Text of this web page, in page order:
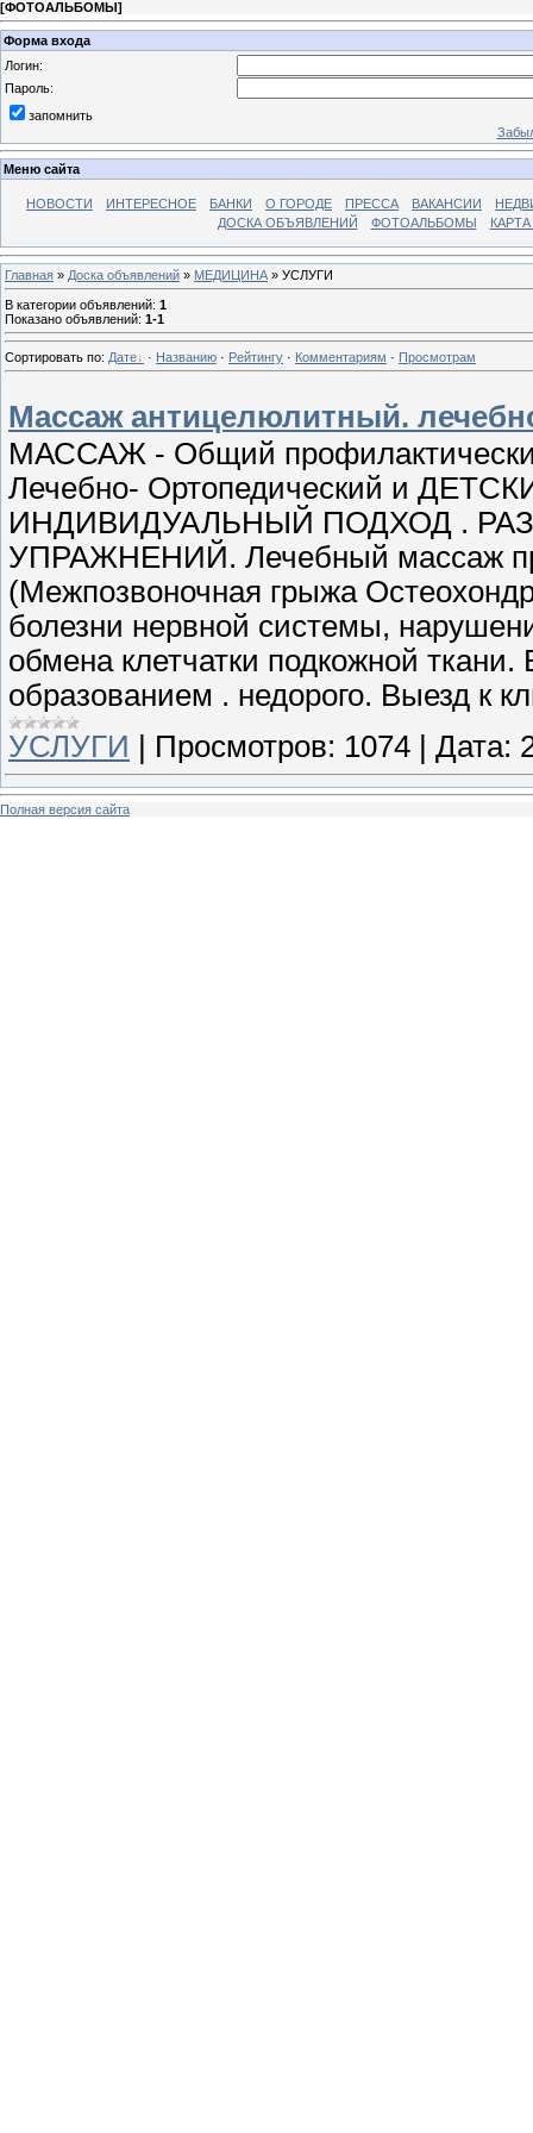
[ФОТОАЛЬБОМЫ]
Форма входа
Логин:
Пароль:
запомнить
Меню сайта
НОВОСТИ ИНТЕРЕСНОЕ БАНКИ О ГОРОДЕ ПРЕССА ВАКАНСИИ
ДОСКА ОБЪЯВЛЕНИЙ
ФОТОАЛЬБОМЫ
Главная » Доска объявлений » МЕДИЦИНА » УСЛУГИ
В категории объявлений: 1
Показано объявлений: 1-1
Сортировать по: Дате · Названию · Рейтингу · Комментариям · Просмотрам
Массаж антицелюлитный.
МАССАЖ - Общий
Лечебно- Ортопедический и
ИНДИВИДУАЛЬНЫЙ ПОДХОД .
УПРАЖНЕНИЙ. Лечебный массаж
(Межпозвоночная грыжа
болезни нервной системы,
обмена клетчатки подкожной
образованием . недорого. Выезд к
УСЛУГИ
Просмотров: 1074 Дата:
Полная версия сайта